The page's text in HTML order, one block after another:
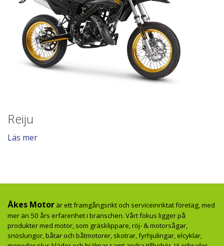
Reiju
Läs mer
Åkes Motor är ett framgångsrikt och serviceinriktat företag, med
mer än 50 års erfarenhet i branschen. Vårt fokus ligger på
produkter med motor, som gräsklippare, röj- & motorsågar,
snöslungor, båtar och båtmotorer, skotrar, fyrhjulingar, elcyklar,